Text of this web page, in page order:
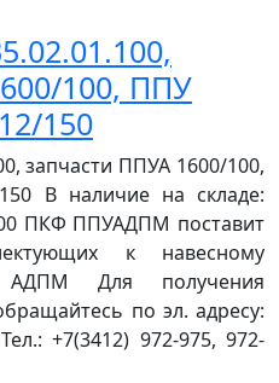
100, ППУ
150
запчасти ППУА 1600/100,
В наличие на складе:
ПКФ ППУАДПМ поставит
к навесному
АДПМ Для получения
по эл. адресу:
+7(3412) 972-975, 972-